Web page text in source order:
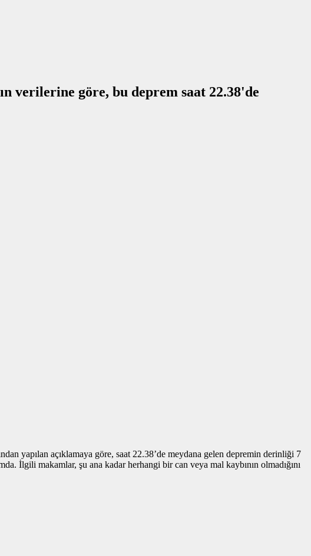
verilerine göre, bu deprem saat 22.38'de
yapılan açıklamaya göre, saat 22.38’de meydana gelen depremin derinliği 7
İlgili makamlar, şu ana kadar herhangi bir can veya mal kaybının olmadığını